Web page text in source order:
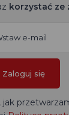
korzystać ze
Zaloguj się